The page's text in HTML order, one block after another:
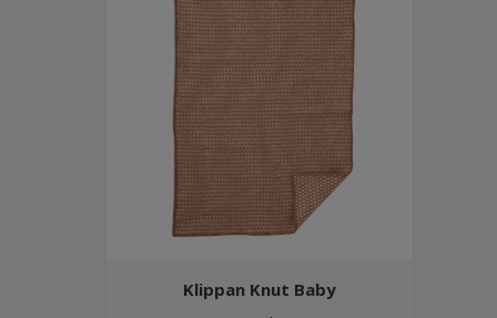
Klippan Knut Baby